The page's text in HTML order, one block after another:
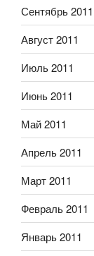
Сентябрь 2011
Август 2011
Июль 2011
Июнь 2011
Май 2011
Апрель 2011
Март 2011
Февраль 2011
Январь 2011